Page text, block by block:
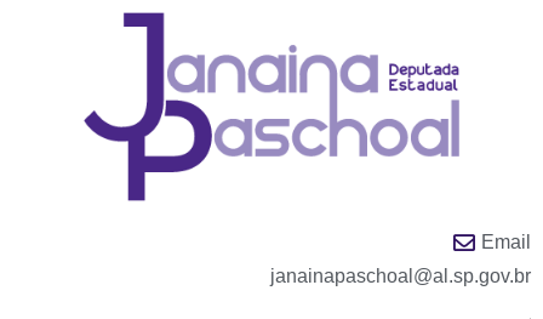
Email
janainapaschoal@al.sp.gov.br